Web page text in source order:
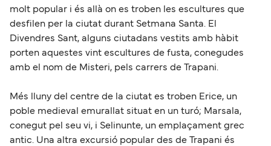
molt popular i és allà on es troben les escultures que
desfilen per la ciutat durant Setmana Santa. El
Divendres Sant, alguns ciutadans vestits amb hàbit
porten aquestes vint escultures de fusta, conegudes
amb el nom de Misteri, pels carrers de Trapani.
Més lluny del centre de la ciutat es troben Erice, un
poble medieval emurallat situat en un turó; Marsala,
conegut pel seu vi, i Selinunte, un emplaçament grec
antic. Una altra excursió popular des de Trapani és